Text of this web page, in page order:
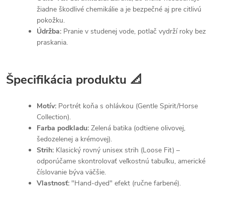
žiadne škodlivé chemikálie a je bezpečné aj pre citlivú
pokožku.
Údržba: Pranie v studenej vode, potlač vydrží roky bez
praskania.
Špecifikácia produktu 📐
Motív: Portrét koňa s ohlávkou (Gentle Spirit/Horse
Collection).
Farba podkladu: Zelená batika (odtiene olivovej,
šedozelenej a krémovej).
Strih: Klasický rovný unisex strih (Loose Fit) –
odporúčame skontrolovať veľkostnú tabuľku, americké
číslovanie býva väčšie.
Vlastnosť: "Hand-dyed" efekt (ručne farbené).